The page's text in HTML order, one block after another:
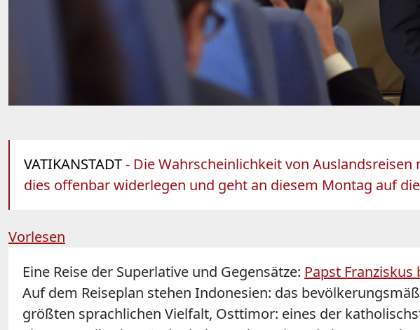
VATIKANSTADT- Die Wahrscheinlichkeit von
dies offenbar widerlegen und geht an diesem Montag auf
Vorlesen
Eine Reise der Superlative und Gegensätze: Papst
Auf dem Reiseplan stehen Indonesien: das
größten sprachlichen Vielfalt, Osttimor: eines der